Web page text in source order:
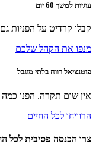
עוגיות למשך 60 יום
קבלו קרדיט על הפניות גם אם הם
מנפו את הקהל שלכם
פוטנציאל רווח בלתי מוגבל
אין שום תקרה. הפנו כמה
הרוויחו לכל החיים
צרו הכנסה פסיבית לכל